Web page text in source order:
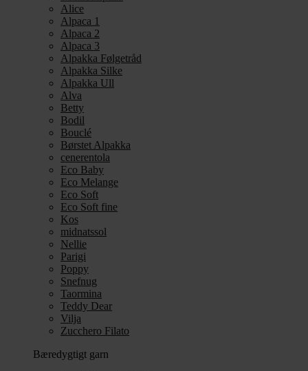
Alice
Alpaca 1
Alpaca 2
Alpaca 3
Alpakka Følgetråd
Alpakka Silke
Alpakka Ull
Alva
Betty
Bodil
Bouclé
Børstet Alpakka
cenerentola
Eco Baby
Eco Melange
Eco Soft
Eco Soft fine
Kos
midnatssol
Nellie
Parigi
Poppy
Snefnug
Taormina
Teddy Dear
Vilja
Zucchero Filato
Bæredygtigt garn